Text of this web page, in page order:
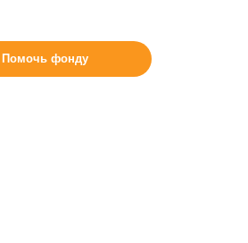
Помочь фонду